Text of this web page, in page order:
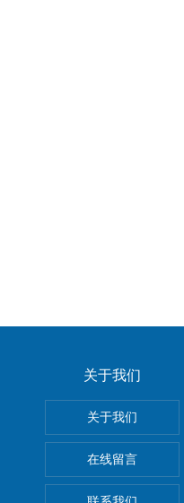
关于我们
关于我们
在线留言